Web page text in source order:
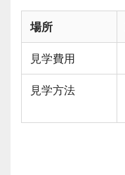
場所
見学費用
見学方法